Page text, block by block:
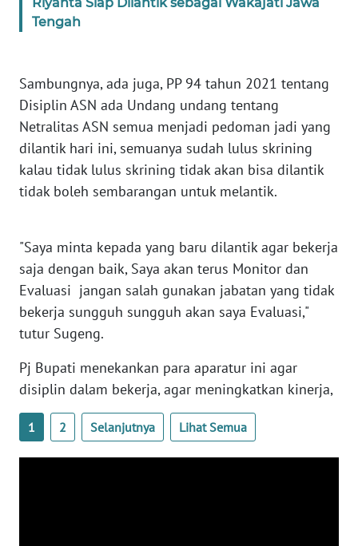
Tengah
Sambungnya, ada juga, PP 94 tahun 2021 tentang
Disiplin ASN ada Undang undang tentang
Netralitas ASN semua menjadi pedoman jadi yang
dilantik hari ini, semuanya sudah lulus skrining
kalau tidak lulus skrining tidak akan bisa dilantik
tidak boleh sembarangan untuk melantik.
"Saya minta kepada yang baru dilantik agar bekerja
saja dengan baik, Saya akan terus Monitor dan
Evaluasi jangan salah gunakan jabatan yang tidak
bekerja sungguh sungguh akan saya Evaluasi,"
tutur Sugeng.
Pj Bupati menekankan para aparatur ini agar
disiplin dalam bekerja, agar meningkatkan kinerja,
1 2 Selanjutnya Lihat Semua
SUMSEL
WN
LAMPUNG
WN
JATENG
NUSANTARA
WN
JATIM
BALI